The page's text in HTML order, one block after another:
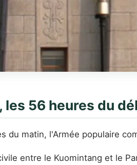
les 56 heures du
du matin, l'Armée populaire
entre le Kuomintang et le